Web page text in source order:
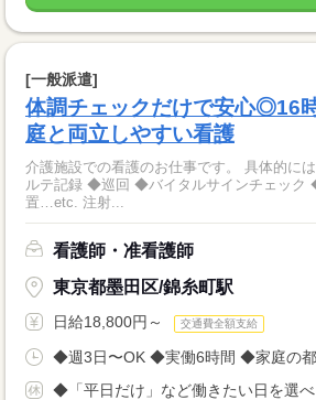
[一般派遣]
体調チェックだけで安心◎16
庭と両立しやすい看護
介護施設での看護のお仕事です。 具体的には… ◆内服薬の管理 ◆カ
ルテ記録 ◆巡回 ◆バイタルサインチェック
置…etc. 注射...
看護師・准看護師
東京都墨田区/錦糸町駅
日給18,800円～ 交通費全額支給
◆週3日〜OK ◆実働6時間 ◆家庭の都
◆「平日だけ」など働きたい日を選べ